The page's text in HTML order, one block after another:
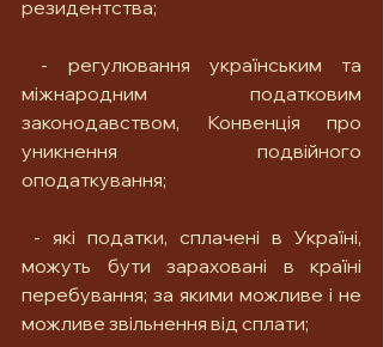
резидентства;
міжнародним податковим
законодавством, Конвенція про
уникнення подвійного
оподаткування;
можуть бути зараховані в країні
перебування; за якими можливе і не
можливе звільнення від сплати;